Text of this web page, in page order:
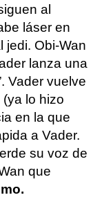
al
láser en
jedi. Obi-Wan
lanza una
Vader vuelve
lo hizo
en la que
a Vader.
su voz de
que